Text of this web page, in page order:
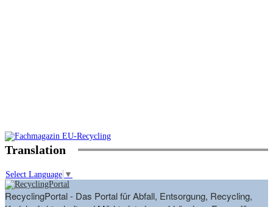
Translation
Select Language ▼
RecyclingPortal - Das Portal für Abfall, Entsorgung, Recycling,